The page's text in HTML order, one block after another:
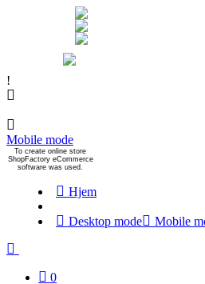
!
Mobile mode
To create online store
ShopFactory eCommerce
software was used.
Hjem
Desktop mode Mobile
0